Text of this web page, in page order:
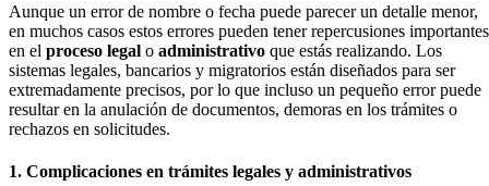
Aunque un error de nombre o fecha puede parecer un detalle menor,
en muchos casos estos errores pueden tener repercusiones importantes
en el proceso legal o administrativo que estás realizando. Los
sistemas legales, bancarios y migratorios están diseñados para ser
extremadamente precisos, por lo que incluso un pequeño error puede
resultar en la anulación de documentos, demoras en los trámites o
rechazos en solicitudes.
1. Complicaciones en trámites legales y administrativos